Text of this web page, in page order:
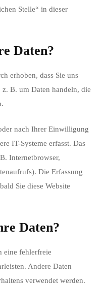
Stelle“ in dieser
Daten?
erhoben, dass Sie uns
B. um Daten handeln, die
nach Ihrer Einwilligung
IT-Systeme erfasst. Das
Internetbrowser,
Die Erfassung
Sie diese Website
Daten?
eine fehlerfreie
Andere Daten
verwendet werden.